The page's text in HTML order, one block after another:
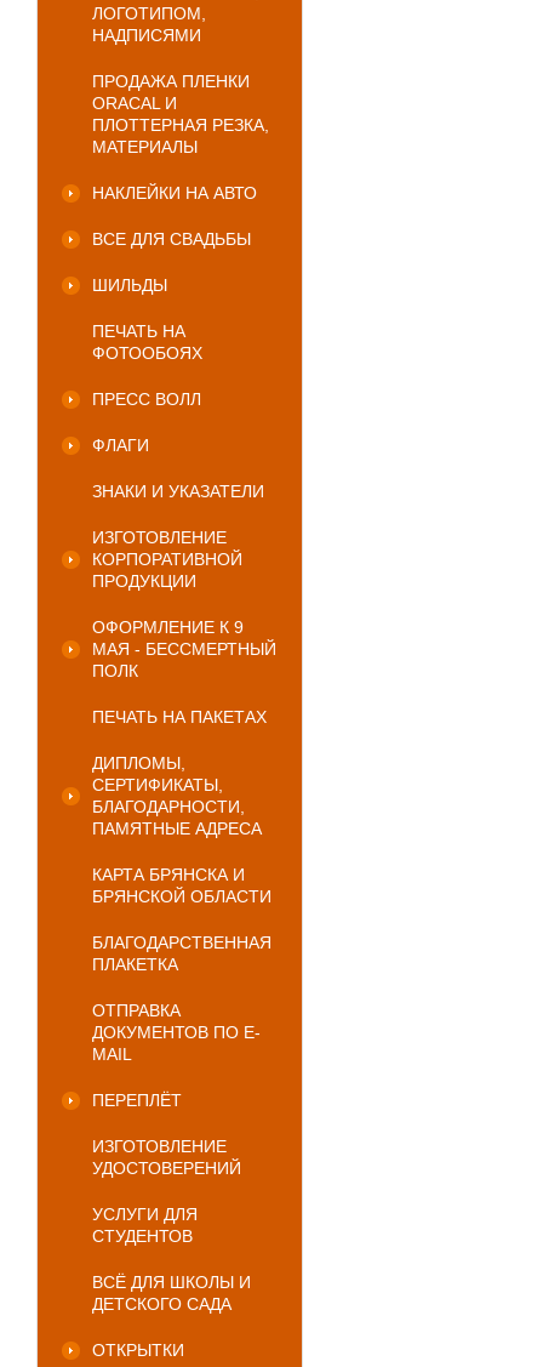
ЛОГОТИПОМ,
НАДПИСЯМИ
ПРОДАЖА ПЛЕНКИ
ORACAL И
ПЛОТТЕРНАЯ РЕЗКА,
МАТЕРИАЛЫ
НАКЛЕЙКИ НА АВТО
ВСЕ ДЛЯ СВАДЬБЫ
ШИЛЬДЫ
ПЕЧАТЬ НА
ФОТООБОЯХ
ПРЕСС ВОЛЛ
ФЛАГИ
ЗНАКИ И УКАЗАТЕЛИ
ИЗГОТОВЛЕНИЕ
КОРПОРАТИВНОЙ
ПРОДУКЦИИ
ОФОРМЛЕНИЕ К 9
МАЯ - БЕССМЕРТНЫЙ
ПОЛК
ПЕЧАТЬ НА ПАКЕТАХ
ДИПЛОМЫ,
СЕРТИФИКАТЫ,
БЛАГОДАРНОСТИ,
ПАМЯТНЫЕ АДРЕСА
КАРТА БРЯНСКА И
БРЯНСКОЙ ОБЛАСТИ
БЛАГОДАРСТВЕННАЯ
ПЛАКЕТКА
ОТПРАВКА
ДОКУМЕНТОВ ПО E-
MAIL
ПЕРЕПЛЁТ
ИЗГОТОВЛЕНИЕ
УДОСТОВЕРЕНИЙ
УСЛУГИ ДЛЯ
СТУДЕНТОВ
ВСЁ ДЛЯ ШКОЛЫ И
ДЕТСКОГО САДА
ОТКРЫТКИ